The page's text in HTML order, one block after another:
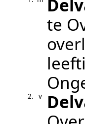
te
2. v